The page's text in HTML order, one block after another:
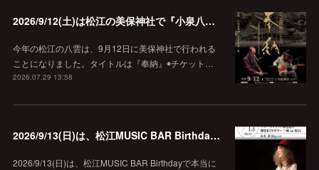
2026/9/12(土)は松江の美保神社で『小泉八雲朗読のしらべ』
今年の松江の八雲は、9月12日に美保神社で行われる
ことになりました。タイトルは『奉納』◉チケット…
2026.07.29 13:58
2026/9/13(日)は、松江MUSIC BAR Birthdayでアコースティック弾き語り弾きまくりギター三昧♪
2026/9/13(日)は、松江MUSIC BAR Birthdayで本当に